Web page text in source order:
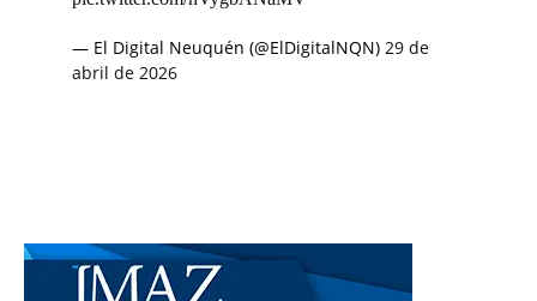
— El Digital Neuquén (@ElDigitalNQN) 29 de
abril de 2026